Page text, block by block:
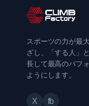
スポーツの力が最
ざし、「する人」
長して最高のパフ
ようにします。
X fb